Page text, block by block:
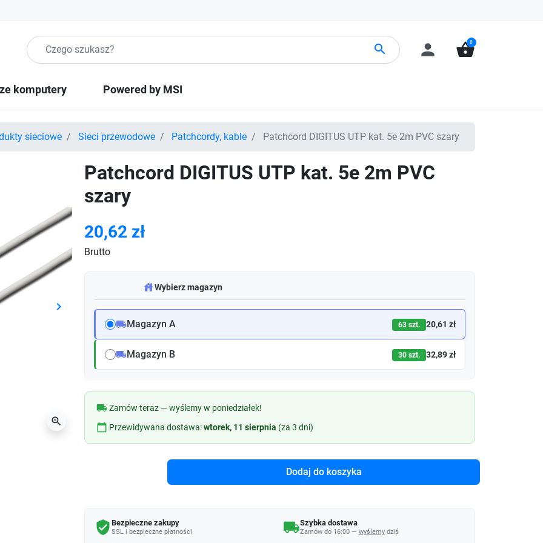
Szukaj produktow search person shopping_basket
0
komputery Powered by MSI
sieciowe Sieci przewodowe Patchcordy, kable Patchcord DIGITUS UTP kat. 5e 2m PVC szary
Następny
keyboard_arrow_right
zoom_in
Patchcord DIGITUS UTP kat. 5e 2m PVC
szary
20,62 zł
Brutto
warehouseWybierz magazyn
local_shippingMagazyn A 63 szt. 20,61 zł
local_shippingMagazyn B 30 szt. 32,89 zł
local_shippingZamów teraz — wyślemy w poniedziałek!
calendar_today Przewidywana dostawa:wtorek, 11 sierpnia (za 3 dni)
Dodaj do koszyka
verified_user Bezpieczne zakupy
SSL i bezpieczne płatności local_shippingSzybka dostawa
Zamów do 16:00 — wyślemydziś